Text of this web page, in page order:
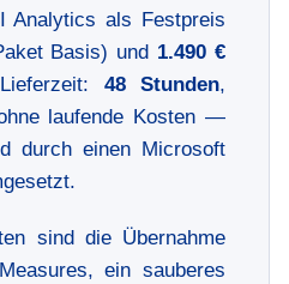
Analytics als Festpreis
Basis) und 1.490 €
48 Stunden,
laufende Kosten —
durch einen Microsoft
sind die Übernahme
ein sauberes